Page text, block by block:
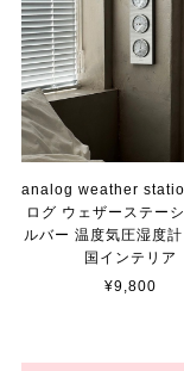
analog weather
ログ ウェザーステー
ルバー 温度気圧湿度
国インテリア
¥9,800